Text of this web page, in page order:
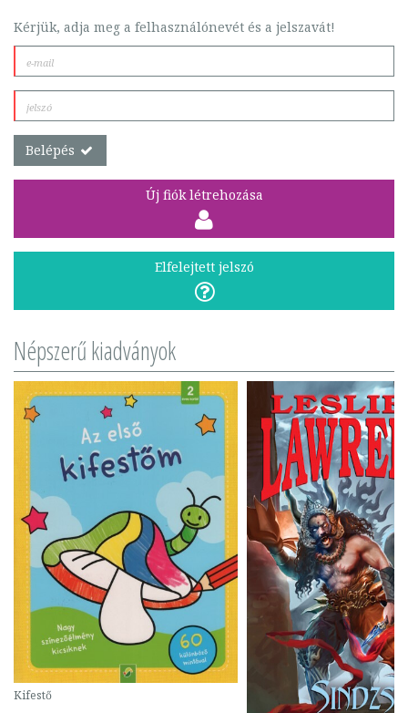
Kérjük, adja meg a felhasználónevét és a jelszavát!
Belépés
Új fiók létrehozása
Elfelejtett jelszó
Népszerű kiadványok
Kifestő